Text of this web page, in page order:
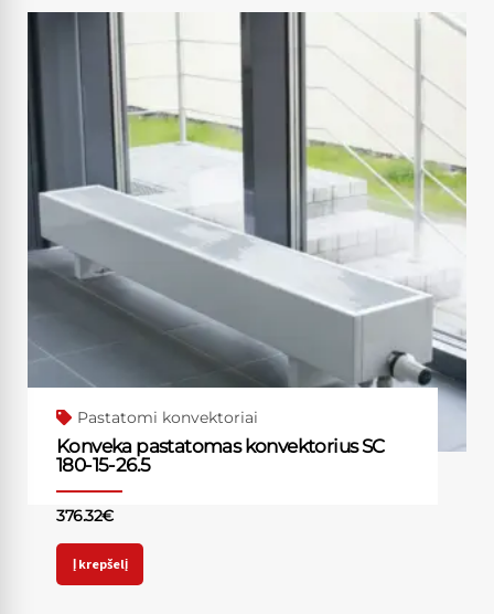
Pastatomi konvektoriai
Konveka pastatomas konvektorius SC
180-15-26.5
376.32€
Į krepšelį